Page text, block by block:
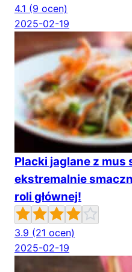
4.1 (9 ocen)
2025-02-19
Placki jaglane z mus
ekstremalnie
roli głównej!
3.9 (21 ocen)
2025-02-19